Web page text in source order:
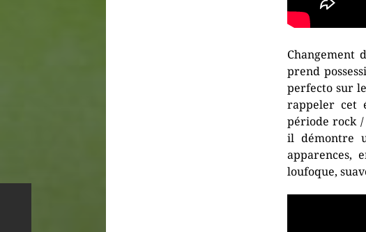
Changement
prend
perfecto sur
rappeler cet
période rock /
il démontre
apparences,
loufoque,